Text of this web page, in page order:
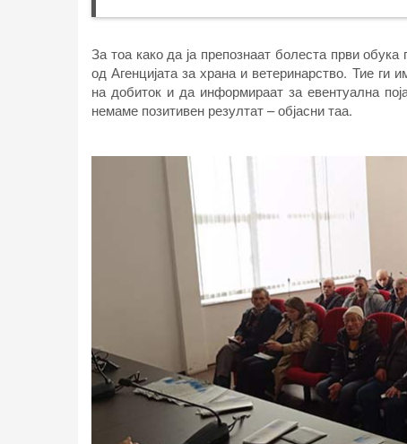
За тоа како да ја препознаат болеста први
од Агенцијата за храна и ветеринарство. Тие ги
на добиток и да информираат за евентуална
немаме позитивен резултат – објасни таа.